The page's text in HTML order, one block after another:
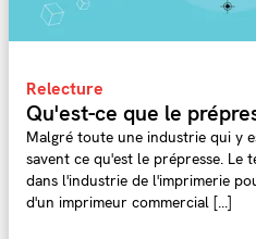
Relecture
Qu'est-ce que le
Malgré toute une industrie qui y
savent ce qu'est le prépresse. Le
dans l'industrie de l'imprimerie
d'un imprimeur commercial [...]